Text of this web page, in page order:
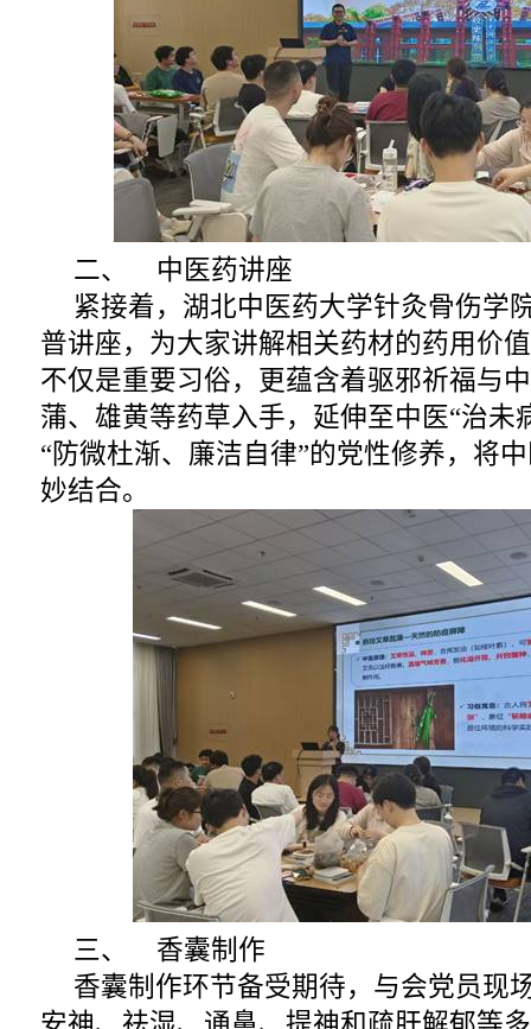
二、 中医药讲座
紧接着，湖北中医药大学针灸骨伤学
普讲座，为大家讲解相关药材的药用价
不仅是重要习俗，更蕴含着驱邪祈福与
蒲、雄黄等药草入手，延伸至中医“治未
“防微杜渐、廉洁自律”的党性修养，将
妙结合。
三、 香囊制作
香囊制作环节备受期待，与会党员现